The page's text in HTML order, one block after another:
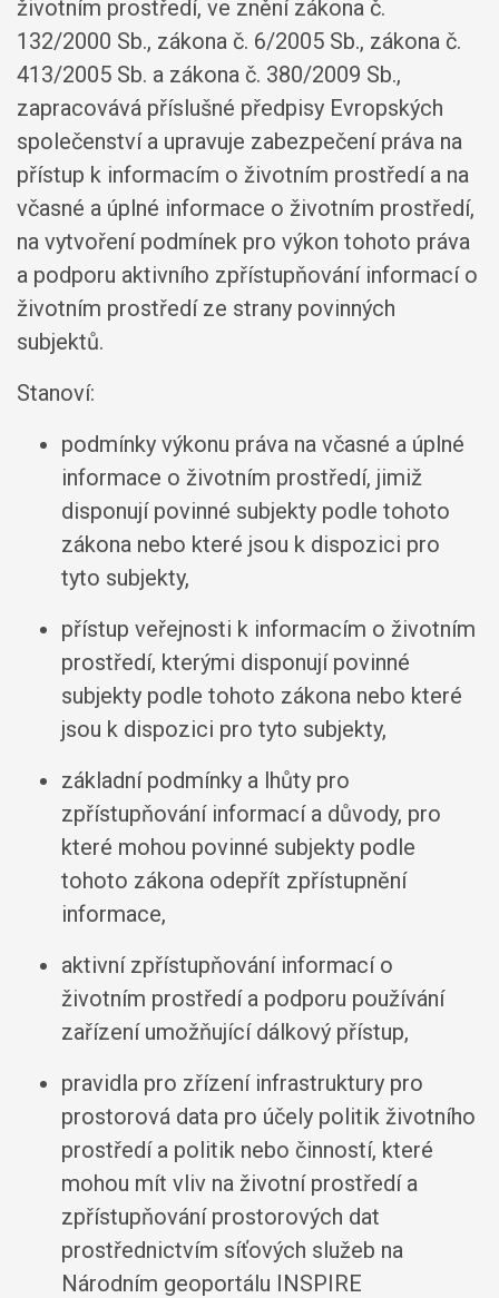
životním prostředí, ve znění zákona č.
132/2000 Sb., zákona č. 6/2005 Sb., zákona č.
413/2005 Sb. a zákona č. 380/2009 Sb.,
zapracovává příslušné předpisy Evropských
společenství a upravuje zabezpečení práva na
přístup k informacím o životním prostředí a na
včasné a úplné informace o životním prostředí,
na vytvoření podmínek pro výkon tohoto práva
a podporu aktivního zpřístupňování informací o
životním prostředí ze strany povinných
subjektů.
Stanoví:
podmínky výkonu práva na včasné a úplné
informace o životním prostředí, jimiž
disponují povinné subjekty podle tohoto
zákona nebo které jsou k dispozici pro
tyto subjekty,
přístup veřejnosti k informacím o životním
prostředí, kterými disponují povinné
subjekty podle tohoto zákona nebo které
jsou k dispozici pro tyto subjekty,
základní podmínky a lhůty pro
zpřístupňování informací a důvody, pro
které mohou povinné subjekty podle
tohoto zákona odepřít zpřístupnění
informace,
aktivní zpřístupňování informací o
životním prostředí a podporu používání
zařízení umožňující dálkový přístup,
pravidla pro zřízení infrastruktury pro
prostorová data pro účely politik životního
prostředí a politik nebo činností, které
mohou mít vliv na životní prostředí a
zpřístupňování prostorových dat
prostřednictvím síťových služeb na
Národním geoportálu INSPIRE